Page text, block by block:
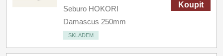
Seburo HOKORI
Damascus 250mm
SKLADEM
Koupit